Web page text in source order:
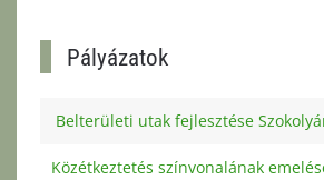
Pályázatok
Belterületi utak fejlesztése
Közétkeztetés színvonalának